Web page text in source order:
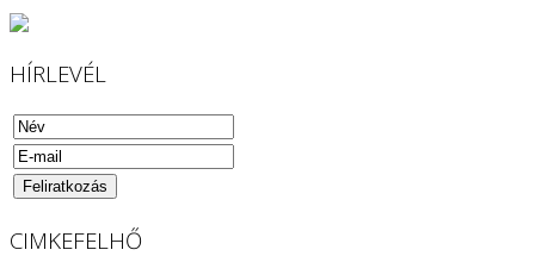
HÍRLEVÉL
CIMKEFELHŐ